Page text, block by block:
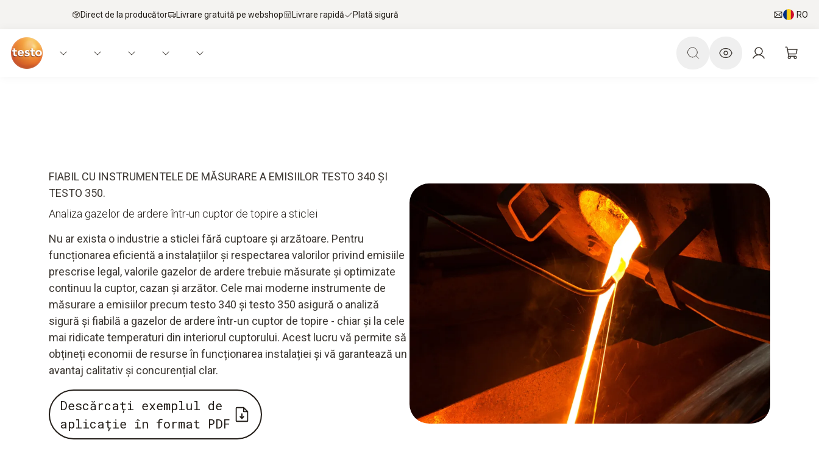
Direct de la producător Livrare gratuită pe webshop Livrare rapidă Plată sigură RO
Aplicații
FIABIL CU INSTRUMENTELE DE MĂSURARE A EMISIILOR TESTO 340 ȘI
TESTO 350.
Analiza gazelor de ardere într-un cuptor de topire a sticlei
Nu ar exista o industrie a sticlei fără cuptoare și arzătoare. Pentru
funcționarea eficientă a instalațiilor și respectarea valorilor privind emisiile
prescrise legal, valorile gazelor de ardere trebuie măsurate și optimizate
continuu la cuptor, cazan și arzător. Cele mai moderne instrumente de
măsurare a emisiilor precum testo 340 și testo 350 asigură o analiză
sigură și fiabilă a gazelor de ardere într-un cuptor de topire - chiar și la cele
mai ridicate temperaturi din interiorul cuptorului. Acest lucru vă permite să
obțineți economii de resurse în funcționarea instalației și vă garantează un
avantaj calitativ și concurențial clar.
Descărcați exemplul de
aplicație în format PDF